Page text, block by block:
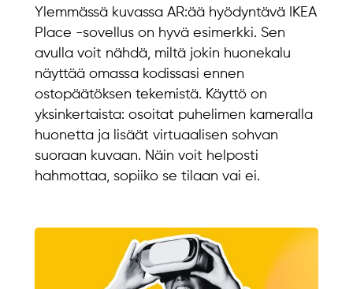
Ylemmässä kuvassa AR:ää hyödyntävä IKEA
Place -sovellus on hyvä esimerkki. Sen
avulla voit nähdä, miltä jokin huonekalu
näyttää omassa kodissasi ennen
ostopäätöksen tekemistä. Käyttö on
yksinkertaista: osoitat puhelimen kameralla
huonetta ja lisäät virtuaalisen sohvan
suoraan kuvaan. Näin voit helposti
hahmottaa, sopiiko se tilaan vai ei.